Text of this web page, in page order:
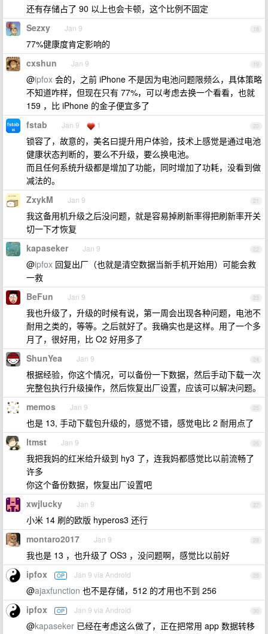
还有存储占了 90 以上也会卡顿，这个比例不固定
18
Sezxy Jan 9
77%健康度肯定影响的
19
cxshun Jan 9
@ipfox 会的，之前 iPhone 不是因为电池问题限频么，具体策略
不知道咋样，但现在只有 77%，可以考虑去换一个看看，也就
159 ，比 iPhone 的金子便宜多了
20
fstab Jan 9 1
锁容了，故意的，美名曰提升用户体验，技术上感觉是通过电池
健康状态判断的，要么不升级，要么换电池。
而且任何系统升级都是增加了功能，同时增加了功耗，没看到做
减法的。
21
ZxykM Jan 9
我这备用机升级之后没问题，就是容易掉刷新率得把刷新率开关
切一下才恢复
22
kapaseker Jan 9
@ipfox 回复出厂（也就是清空数据当新手机开始用）可能会救
一救
23
BeFun Jan 9
我也升级了，升级的时候有说，第一周会出现各种问题，电池不
耐用之类的，等等。之后就好了。我确实也是这样。用了一个多
月了，很好用，比 O2 好用多了
24
ShunYea Jan 9
根据经验，你这个情况，可以备份一下数据，然后手动下载一次
完整包执行升级操作，然后恢复出厂设置，应该可以解决问题。
25
memos Jan 9
也是 13, 手动下载包升级的，感觉不错，感觉电比 2 耐用点了
26
ltmst Jan 9
我把我妈的红米给升级到 hy3 了，连我妈都感觉比以前流畅了
许多
你这个备份数据，恢复出厂设置吧
27
xwjlucky Jan 9
小米 14 刷的欧版 hyperos3 还行
28
montaro2017 Jan 9
我也是 13 ，也升级了 OS3 ，没问题啊，感觉比以前好
29
ipfox OP Jan 9 via Android
@ajaxfunction 也不是存储，512 的才用也不到 256
30
ipfox OP Jan 9 via Android
@kapaseker 已经在考虑这么做了，正在把常用 app 数据转移